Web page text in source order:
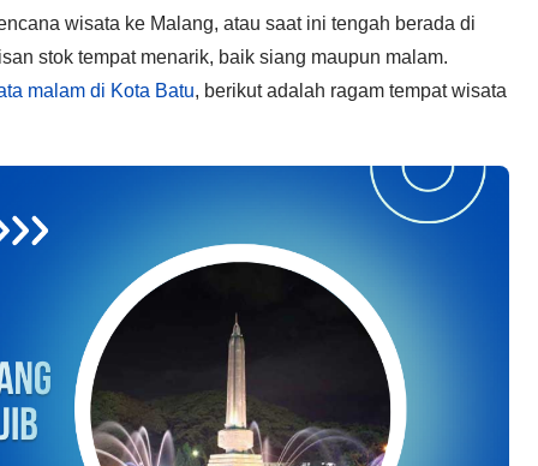
wisata ke Malang, atau saat ini tengah berada di
stok tempat menarik, baik siang maupun malam.
malam di Kota Batu, berikut adalah ragam tempat wisata